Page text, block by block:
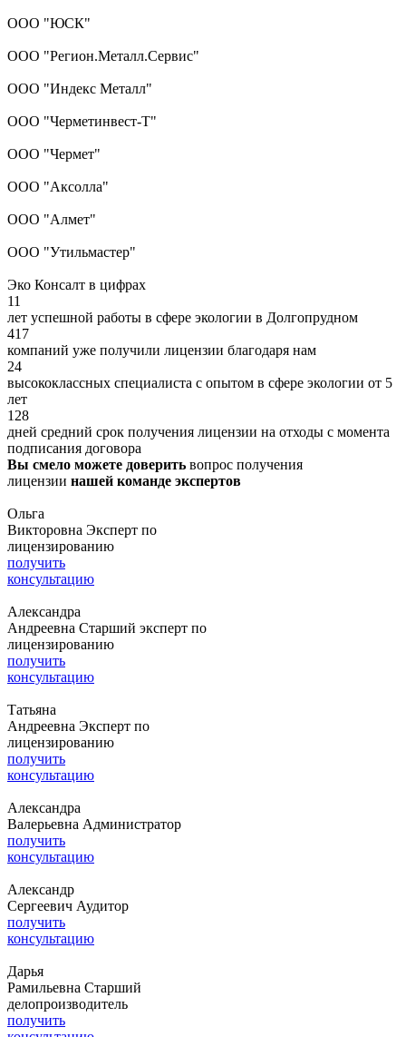
ООО "ЮСК"
ООО "Регион.Металл.Сервис"
ООО "Индекс Металл"
ООО "Черметинвест-Т"
ООО "Чермет"
ООО "Аксолла"
ООО "Алмет"
ООО "Утильмастер"
Эко Консалт в цифрах
11
лет успешной работы в сфере экологии в Долгопрудном
417
компаний уже получили лицензии благодаря нам
24
высококлассных специалиста с опытом в сфере экологии от 5
лет
128
дней средний срок получения лицензии на отходы с момента
подписания договора
Вы смело можете доверить вопрос получения
лицензии нашей команде экспертов
Ольга
Викторовна Эксперт по
лицензированию
получить
консультацию
Александра
Андреевна Старший эксперт по
лицензированию
получить
консультацию
Татьяна
Андреевна Эксперт по
лицензированию
получить
консультацию
Александра
Валерьевна Администратор
получить
консультацию
Александр
Сергеевич Аудитор
получить
консультацию
Дарья
Рамильевна Старший
делопроизводитель
получить